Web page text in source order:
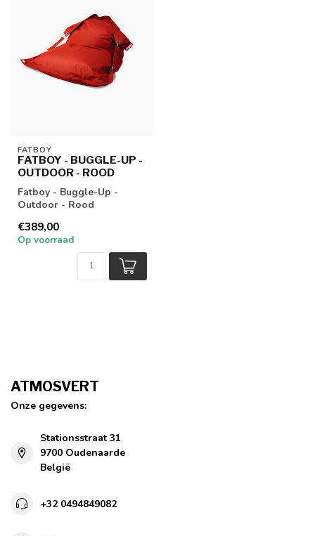
FATBOY
FATBOY - BUGGLE-UP -
OUTDOOR - ROOD
Fatboy - Buggle-Up -
Outdoor - Rood
€389,00
Op voorraad
ATMOSVERT
Onze gegevens:
Stationsstraat 31
9700 Oudenaarde
België
+32 0494849082